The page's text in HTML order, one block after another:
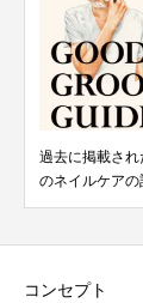
ＢＲＵＴＵＳ
事をオ...
コンセプト